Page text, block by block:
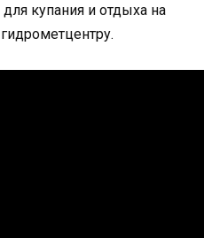
купания и отдыха на